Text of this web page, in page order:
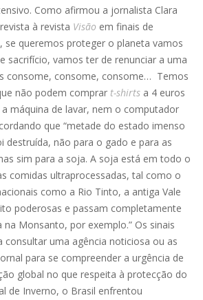
Como afirmou a jornalista Clara
à revista Visão em finais de
se queremos proteger o planeta vamos
sacrifício, vamos ter de renunciar a uma
consome, consome, consome… Temos
não podem comprar t-shirts a 4 euros
máquina de lavar, nem o computador
que “metade do estado imenso
destruída, não para o gado e para as
sim para a soja. A soja está em todo o
comidas ultraprocessadas, tal como o
como a Rio Tinto, a antiga Vale
poderosas e passam completamente
Monsanto, por exemplo.” Os sinais
consultar uma agência noticiosa ou as
para se compreender a urgência de
global no que respeita à protecção do
de Inverno, o Brasil enfrentou